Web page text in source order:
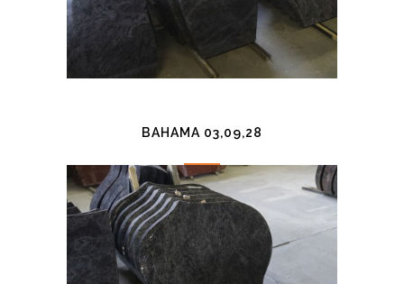
BAHAMA 03,09,28